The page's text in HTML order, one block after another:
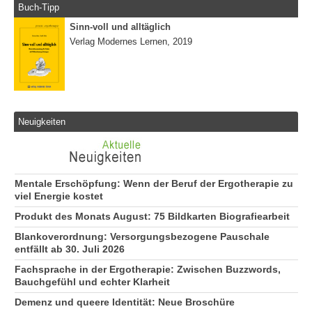
Buch-Tipp
Sinn-voll und alltäglich
Verlag Modernes Lernen, 2019
Neuigkeiten
Mentale Erschöpfung: Wenn der Beruf der Ergotherapie zu
viel Energie kostet
Produkt des Monats August: 75 Bildkarten Biografiearbeit
Blankoverordnung: Versorgungsbezogene Pauschale
entfällt ab 30. Juli 2026
Fachsprache in der Ergotherapie: Zwischen Buzzwords,
Bauchgefühl und echter Klarheit
Demenz und queere Identität: Neue Broschüre